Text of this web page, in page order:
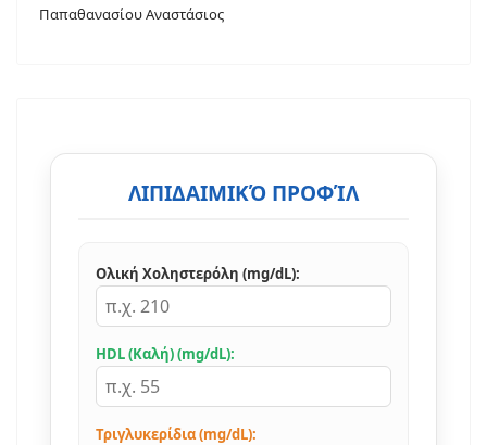
Παπαθανασίου Αναστάσιος
ΛΙΠΙΔΑΙΜΙΚΌ ΠΡΟΦΊΛ
Ολική Χοληστερόλη (mg/dL):
HDL (Καλή) (mg/dL):
Τριγλυκερίδια (mg/dL):